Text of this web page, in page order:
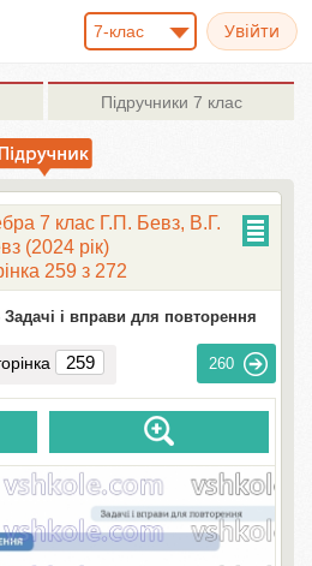
7-клас
Підручники 7 клас
7 клас Г.П. Бевз, В.Г.
(2024 рік)
259 з 272
Задачі і вправи для повторення
260